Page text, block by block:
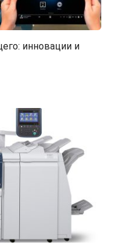
инновации и